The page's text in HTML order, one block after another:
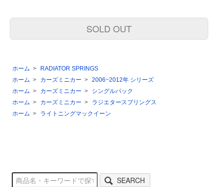
SOLD OUT
ホーム >
RADIATOR SPRINGS
ホーム > カーズミニカー > 2006~2012年 シリーズ
ホーム > カーズミニカー >
シングルパック
ホーム > カーズミニカー >
ラジエタースプリングス
ホーム > ライトニングマックイーン
SEARCH